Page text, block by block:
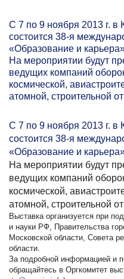
С 7 по 9 ноября 2013 г. в
состоится 38-я
«Образование и
На мероприятии будут
ведущих компаний
космической,
атомной, строительной
С 7 по 9 ноября 2013 г. в
состоится 38-я
«Образование и
На мероприятии будут
ведущих компаний
космической,
атомной, строительной
Выставка организуется при
и науки РФ, Правительства
Московской области, Совета
области.
За подробной информацией и
обращайтесь в Оргкомитет